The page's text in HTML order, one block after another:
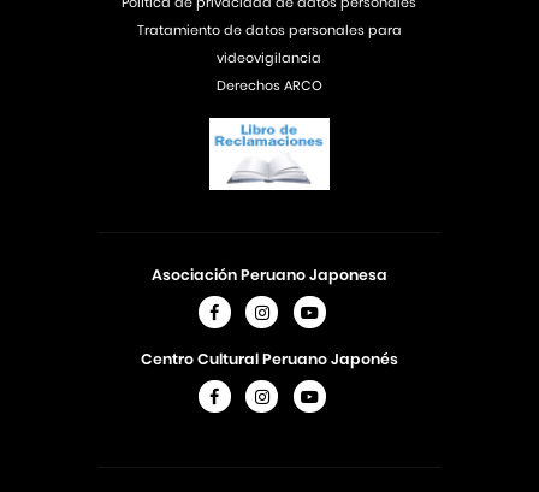
Asociación Peruano Japonesa
Centro Cultural Peruano Japonés
Tratamiento de datos personales para
videovigilancia
Derechos ARCO